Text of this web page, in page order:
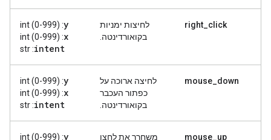
right_click
לחיצות ימניות
בקואורדינטה.
y
: int (0-999)
x
: int (0-999)
intent
: str
mouse_down
לחיצה ארוכה על
כפתור העכבר
בקואורדינטה.
y
: int (0-999)
x
: int (0-999)
intent
: str
mouse_up
משחרר את לחצן
y
: int (0-999)